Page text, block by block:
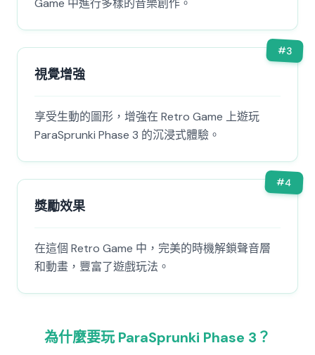
Game 中進行多樣的音樂創作。
#3
視覺增強
享受生動的圖形，增強在 Retro Game 上遊玩
ParaSprunki Phase 3 的沉浸式體驗。
#4
獎勵效果
在這個 Retro Game 中，完美的時機解鎖聲音層
和動畫，豐富了遊戲玩法。
為什麼要玩 ParaSprunki Phase 3？